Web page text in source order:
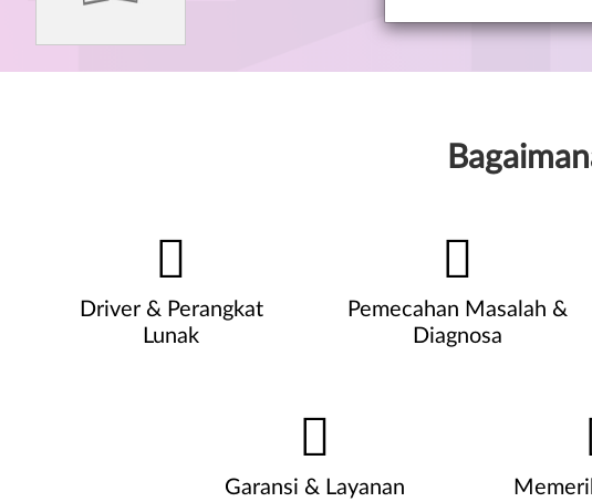
Driver & Perangkat
Lunak
Pemecahan Masalah &
Diagnosa
Garansi & Layanan